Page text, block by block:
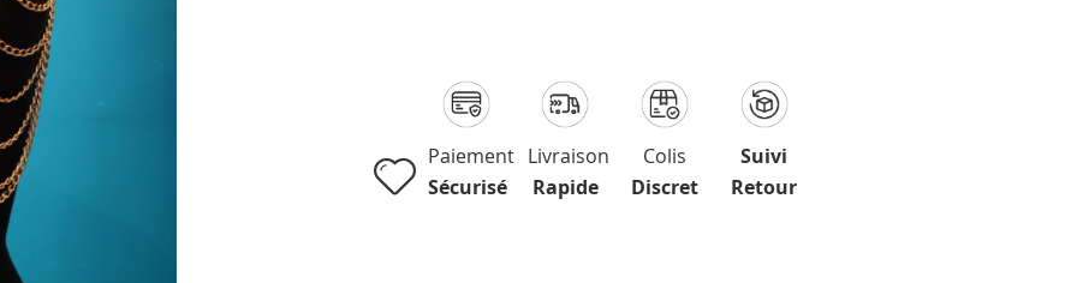
Paiement
Sécurisé
Livraison
Rapide
Colis
Discret
Suivi
Retour